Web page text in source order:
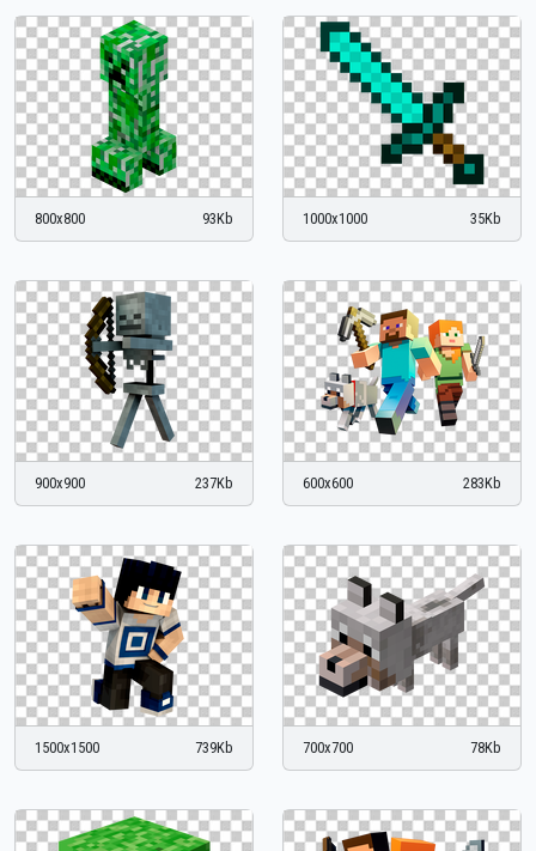
800x800 93Kb 1000x1000 35Kb
900x900 237Kb 600x600 283Kb
1500x1500 739Kb 700x700 78Kb